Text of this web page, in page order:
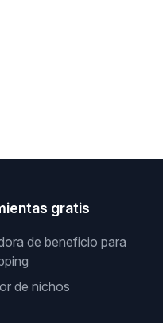
gratis
de beneficio para
de nichos